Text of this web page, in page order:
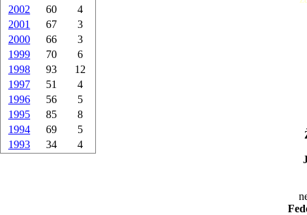
2002
60
4
2001
67
3
2000
66
3
1999
70
6
1998
93
12
1997
51
4
1996
56
5
1995
85
8
1994
69
5
1993
34 4